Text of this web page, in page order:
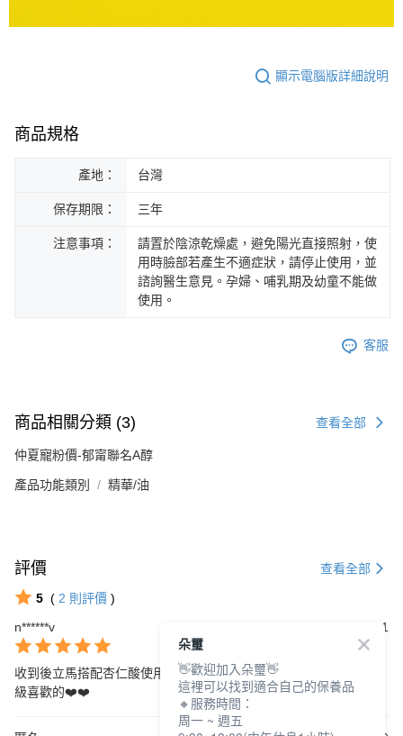
顯示電腦版詳細說明
商品規格
產地： 台灣
保存期限： 三年
注意事項：
請置於陰涼乾燥處，避免陽光直接照射，使
用時臉部若產生不適症狀，請停止使用，並
諮詢醫生意見。孕婦、哺乳期及幼童不能做
使用。
客服
商品相關分類 (3) 查看全部
仲夏寵粉價-郁甯聯名A醇
產品功能類別 精華/油
評價 查看全部
5 ( 2 則評價 )
n******v
2024/10/11
收到後立馬搭配杏仁酸使用，效果真的是up up，完全相見恨晚，超
級喜歡的❤️❤️
朵璽
👋歡迎加入朵璽👋
這裡可以找到適合自己的保養品
🔸服務時間：
周一 ~ 週五